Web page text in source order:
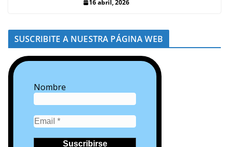
16 abril, 2026
SUSCRIBITE A NUESTRA PÁGINA WEB
Nombre